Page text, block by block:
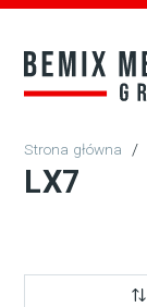
/
LX7